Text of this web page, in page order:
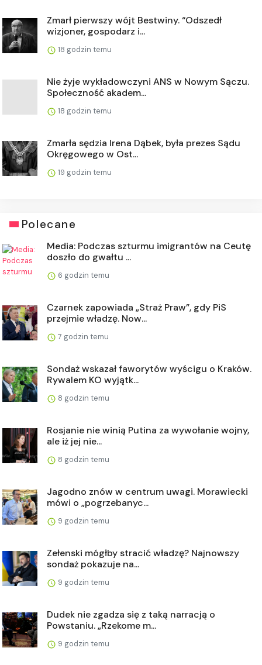
Zmarł pierwszy wójt Bestwiny. “Odszedł
wizjoner, gospodarz i...
18 godzin temu
Nie żyje wykładowczyni ANS w Nowym Sączu.
Społeczność akadem...
18 godzin temu
Zmarła sędzia Irena Dąbek, była prezes Sądu
Okręgowego w Ost...
19 godzin temu
Polecane
Media: Podczas szturmu imigrantów na Ceutę
doszło do gwałtu ...
6 godzin temu
Czarnek zapowiada „Straż Praw”, gdy PiS
przejmie władzę. Now...
7 godzin temu
Sondaż wskazał faworytów wyścigu o Kraków.
Rywalem KO wyjątk...
8 godzin temu
Rosjanie nie winią Putina za wywołanie wojny,
ale iż jej nie...
8 godzin temu
Jagodno znów w centrum uwagi. Morawiecki
mówi o „pogrzebanyc...
9 godzin temu
Zełenski mógłby stracić władzę? Najnowszy
sondaż pokazuje na...
9 godzin temu
Dudek nie zgadza się z taką narracją o
Powstaniu. „Rzekome m...
9 godzin temu